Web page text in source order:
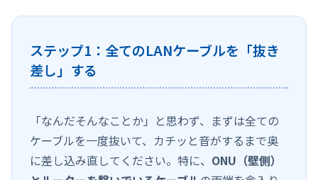
ステップ1：全てのLANケーブルを「抜き
差し」する
「なんだそんなことか」と思わず、まずは全ての
ケーブルを一度抜いて、カチッと音がするまで奥
に差し込み直してください。特に、 ONU（壁側）